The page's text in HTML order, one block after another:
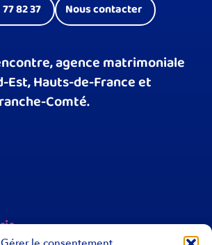
82 37 Nous contacter
agence matrimoniale
Est, Hauts-de-France et
Comté.